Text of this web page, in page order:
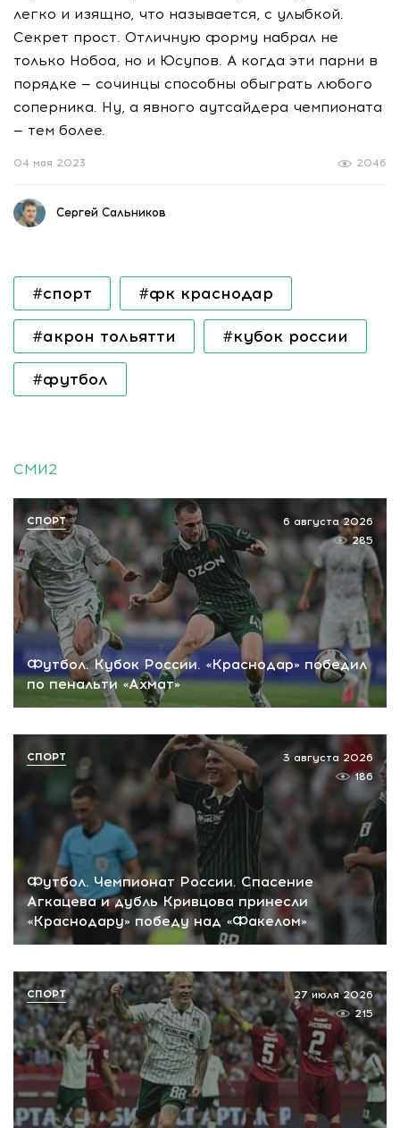
легко и изящно, что называется, с улыбкой.
Секрет прост. Отличную форму набрал не
только Нобоа, но и Юсупов. А когда эти парни в
порядке — сочинцы способны обыграть любого
соперника. Ну, а явного аутсайдера чемпионата
— тем более.
2046
04 мая 2023
Сергей Сальников
#спорт #фк краснодар
#акрон тольятти #кубок россии
#футбол
СМИ2
Футбол. Кубок России. «Краснодар» победил
по пенальти «Ахмат»
6 августа 2026
285
СПОРТ
Футбол. Чемпионат России. Спасение
Агкацева и дубль Кривцова принесли
«Краснодару» победу над «Факелом»
3 августа 2026
186
СПОРТ
27 июля 2026
215
СПОРТ